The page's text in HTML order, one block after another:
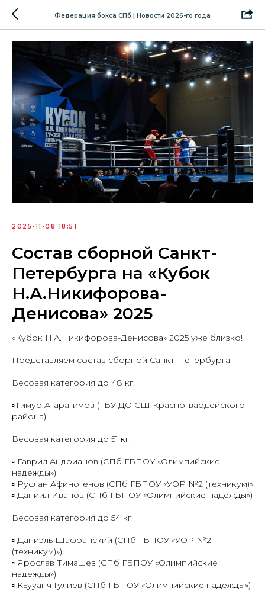
Федерация бокса СПб | Новости 2026-го года
2025-11-08 18:51
Состав сборной Санкт-
Петербурга на «Кубок
Н.А.Никифорова-
Денисова» 2025
«Кубок Н.А.Никифорова-Денисова» 2025 уже близко!
Представляем состав сборной Санкт-Петербурга:
Весовая категория до 48 кг:
▫️Тимур Агарагимов (ГБУ ДО СШ Красногвардейского
района)
Весовая категория до 51 кг:
▫️ Гаврил Андрианов (СПб ГБПОУ «Олимпийские
надежды»)
▫️ Руслан Афиногенов (СПб ГБПОУ «УОР №2 (техникум)»
▫️ Даниил Иванов (СПб ГБПОУ «Олимпийские надежды»)
Весовая категория до 54 кг:
▫️ Даниэль Шафранский (СПб ГБПОУ «УОР №2
(техникум)»)
▫️ Ярослав Тимашев (СПб ГБПОУ «Олимпийские
надежды»)
▫️ Къууанч Гулиев (СПб ГБПОУ «Олимпийские надежды»)